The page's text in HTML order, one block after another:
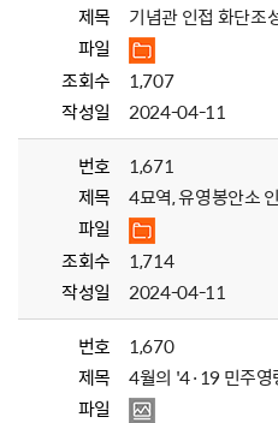
제목
기념관 인접 화단조
파일
조회수
1,707
작성일
2024-04-11
번호
1,671
제목
4묘역, 유영봉안소
파일
조회수
1,714
작성일
2024-04-11
번호
1,670
제목
4월의 '4·19 민주
파일